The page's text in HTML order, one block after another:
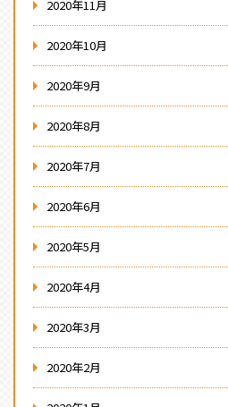
2020年11月
2020年10月
2020年9月
2020年8月
2020年7月
2020年6月
2020年5月
2020年4月
2020年3月
2020年2月